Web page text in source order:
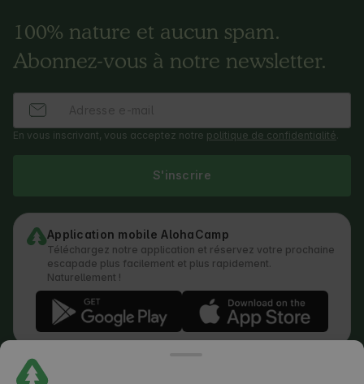
100% nature et aucun spam.
Abonnez-vous à notre newsletter.
En vous inscrivant, vous acceptez notre politique de confidentialité
S'inscrire
Application mobile AlohaCamp
Téléchargez notre application et réservez votre prochaine
escapade plus facilement et plus rapidement.
Naturellement !